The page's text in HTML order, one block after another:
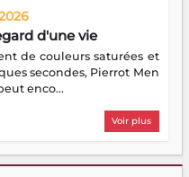
d'une vie
de couleurs saturées et
secondes, Pierrot Men
enco...
Voir plus